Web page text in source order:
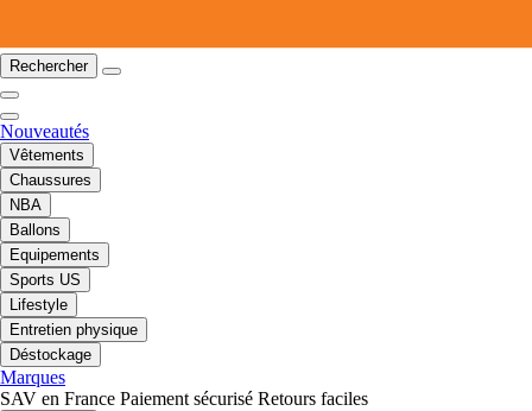
Rechercher
Nouveautés
Vêtements
Chaussures
NBA
Ballons
Equipements
Sports US
Lifestyle
Entretien physique
Déstockage
Marques
SAV en France Paiement sécurisé Retours faciles